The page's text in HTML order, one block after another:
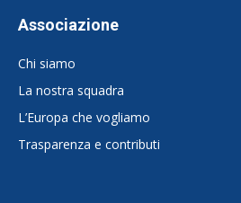
Associazione
Chi siamo
La nostra squadra
L’Europa che vogliamo
Trasparenza e contributi